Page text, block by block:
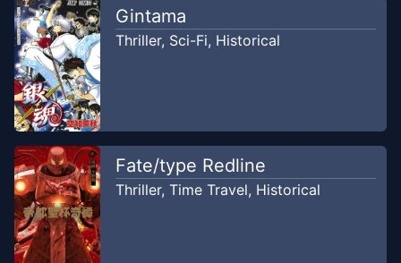
Sains
Alex Scanlation
Chapter22
Buruk
Alex Scanlation
Gintama
Thriller, Sci-Fi, Historical
Fate/type Redline
Thriller, Time Travel, Historical